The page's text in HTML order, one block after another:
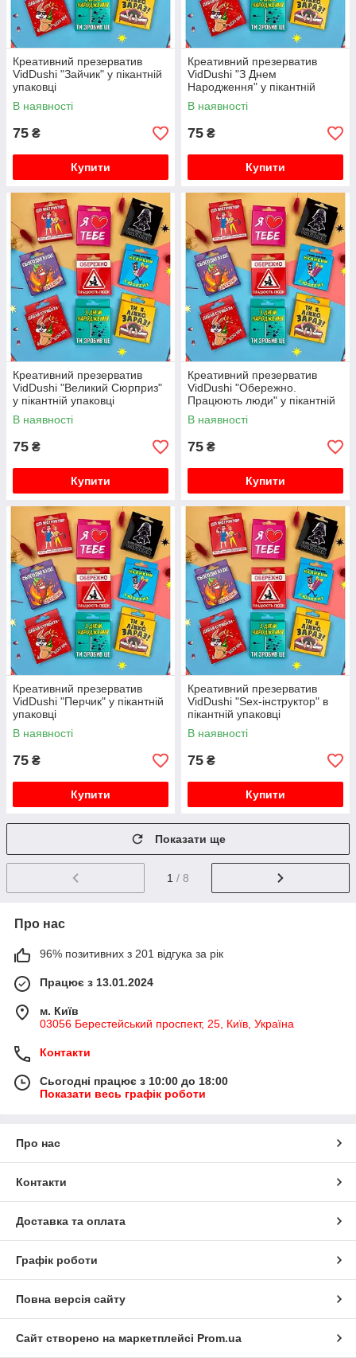
Креативний презерватив
VidDushi "Зайчик" у пікантній
упаковці
В наявності
75 ₴
Купити
Креативний презерватив
VidDushi "З Днем
Народження" у пікантній
упаковці
В наявності
75 ₴
Купити
Креативний презерватив
VidDushi "Великий Сюрприз"
у пікантній упаковці
В наявності
75 ₴
Купити
Креативний презерватив
VidDushi "Обережно.
Працюють люди" у пікантній
упаковці
В наявності
75 ₴
Купити
Креативний презерватив
VidDushi "Перчик" у пікантній
упаковці
В наявності
75 ₴
Купити
Креативний презерватив
VidDushi "Sex-інструктор" в
пікантній упаковці
В наявності
75 ₴
Купити
Показати ще
1 / 8
Про нас
96% позитивних з 201 відгука за рік
Працює з 13.01.2024
м. Київ
03056 Берестейський проспект, 25, Київ, Україна
Контакти
Сьогодні працює з 10:00 до 18:00
Показати весь графік роботи
Про нас
Контакти
Доставка та оплата
Графік роботи
Повна версія сайту
Сайт створено на маркетплейсі Prom.ua